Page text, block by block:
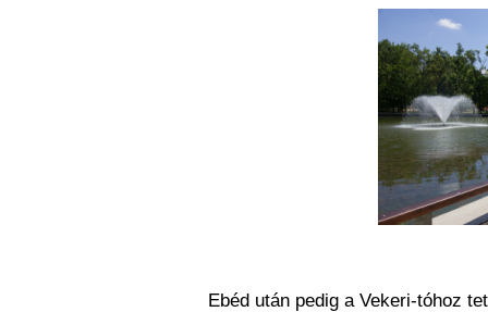
Ebéd után pedig a Vekeri-tóhoz